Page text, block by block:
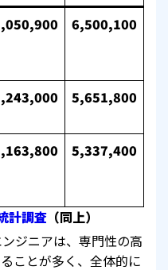
6,500,100
5,651,800
5,337,400
計調査 （同上）
ジニアは、専門性の高
ことが多く、全体的に